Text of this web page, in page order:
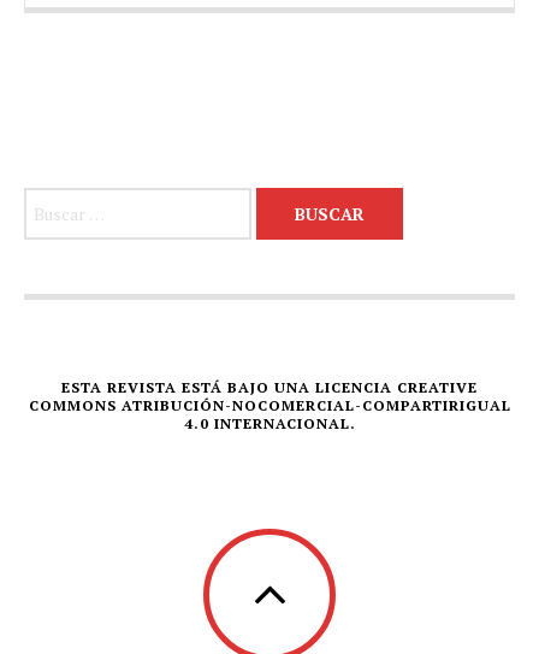
ESTA REVISTA ESTÁ BAJO UNA LICENCIA CREATIVE
COMMONS ATRIBUCIÓN-NOCOMERCIAL-COMPARTIRIGUAL
4.0 INTERNACIONAL.